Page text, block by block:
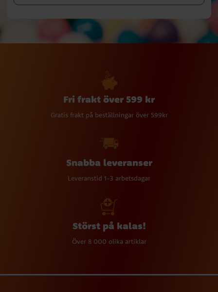
Fri frakt över 599 kr
Gratis frakt på beställningar över 599kr
Snabba leveranser
Leveranstid 1-3 arbetsdagar
Störst på kalas!
Över 8 000 olika artiklar